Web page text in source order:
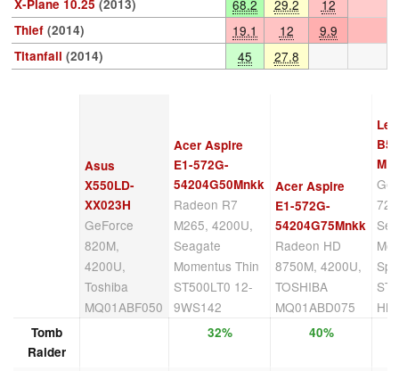
X-Plane 10.25 (2013) 68.2 29.2 12
Thief (2014) 19.1 12 9.9
Titanfall (2014) 45 27.8
Asus
X550LD-
XX023H
GeForce
820M,
4200U,
Toshiba
MQ01ABF050
Acer Aspire
E1-572G-
54204G50Mnkk
Radeon R7
M265, 4200U,
Seagate
Momentus Thin
ST500LT0 12-
9WS142
Acer Aspire
E1-572G-
54204G75Mnkk
Radeon HD
8750M, 4200U,
TOSHIBA
MQ01ABD075
Tomb
Raider
32% 40%